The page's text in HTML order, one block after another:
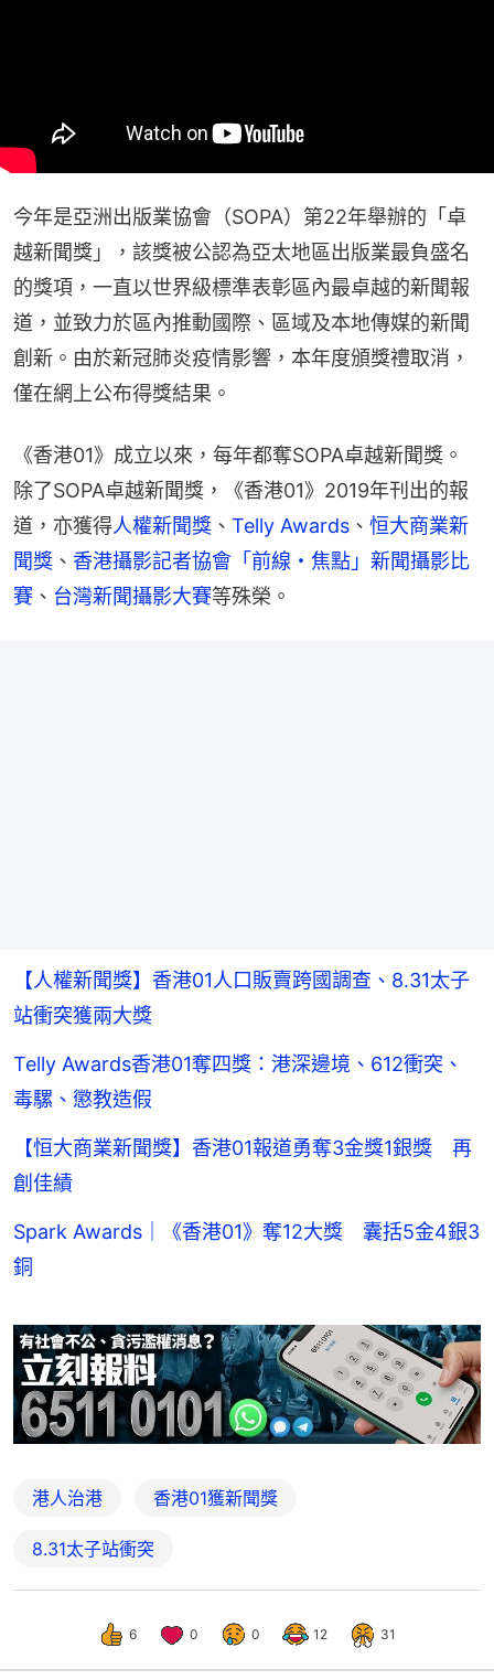
今年是亞洲出版業協會（SOPA）第22年舉辦的「卓
越新聞獎」，該獎被公認為亞太地區出版業最負盛名
的獎項，一直以世界級標準表彰區內最卓越的新聞報
道，並致力於區內推動國際、區域及本地傳媒的新聞
創新。由於新冠肺炎疫情影響，本年度頒獎禮取消，
僅在網上公布得獎結果。
《香港01》成立以來，每年都奪SOPA卓越新聞獎。
除了SOPA卓越新聞獎，《香港01》2019年刊出的報
道，亦獲得人權新聞獎 、 Telly Awards 、 恒大商業新
聞獎 、 香港攝影記者協會「前線・焦點」新聞攝影比
賽 、 台灣新聞攝影大賽等殊榮。
【人權新聞獎】香港01人口販賣跨國調查、8.31太子
站衝突獲兩大獎
Telly Awards香港01奪四獎：港深邊境、612衝突、
毒騾、懲教造假
【恒大商業新聞獎】香港01報道勇奪3金獎1銀獎 再
創佳績
Spark Awards｜《香港01》奪12大獎 囊括5金4銀3
銅
港人治港 香港01獲新聞獎
8.31太子站衝突
6 0 0 12 31